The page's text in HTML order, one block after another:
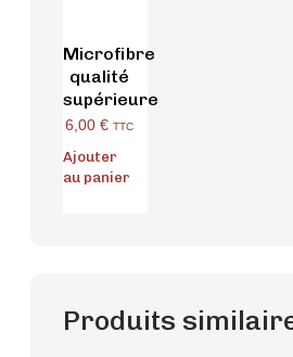
Microfibre
qualité
supérieure
6,00 € TTC
Ajouter
au panier
Produits